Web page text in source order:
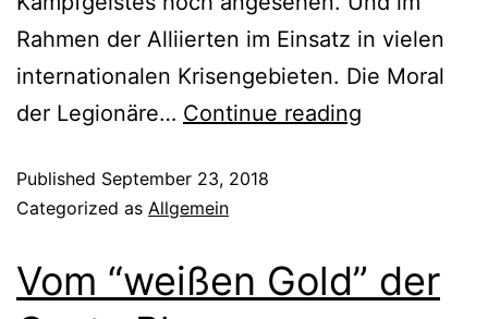
Rahmen der Alliierten im Einsatz in vielen
internationalen Krisengebieten. Die Moral
der Legionäre… Continue reading
Published September 23, 2018
Categorized as Allgemein
Vom “weißen Gold” der